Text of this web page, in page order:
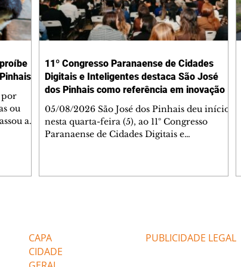
por
ou
a
11º Congresso Paranaense de Cidades
Digitais e Inteligentes destaca São José
dos Pinhais como referência em inovação
05/08/2026 São José dos Pinhais deu início,
nesta quarta-feira (5), ao 11º Congresso
Paranaense de Cidades Digitais e
secretários, vereadores, servidores públicos,
especialistas e empresas de tecnologia de
CAPA
CIDADE
PUBLICIDADE LEGAL